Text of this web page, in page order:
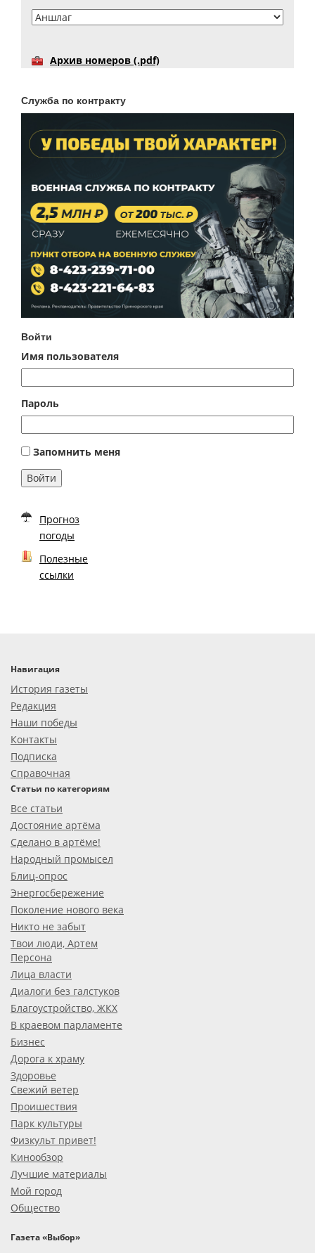
Архив номеров (.pdf)
Служба по контракту
Войти
Имя пользователя
Пароль
Запомнить меня
Войти
Прогноз
погоды
Полезные
ссылки
Навигация
История газеты
Редакция
Наши победы
Контакты
Подписка
Справочная
Статьи по категориям
Все статьи
Достояние артёма
Сделано в артёме!
Народный промысел
Блиц-опрос
Энергосбережение
Поколение нового века
Никто не забыт
Твои люди, Артем
Персона
Лица власти
Диалоги без галстуков
Благоустройство, ЖКХ
В краевом парламенте
Бизнес
Дорога к храму
Здоровье
Свежий ветер
Проишествия
Парк культуры
Физкульт привет!
Кинообзор
Лучшие материалы
Мой город
Общество
Газета «Выбор»